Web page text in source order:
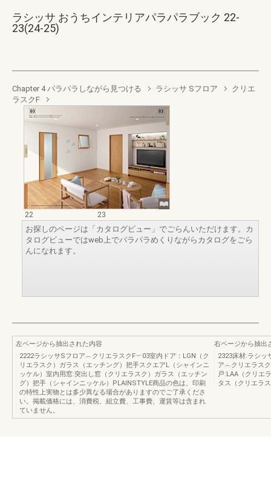
ラシッサ おうちインテリアパラパラブック 22-
23(24-25)
Chapter 4 パラパラしながら見つける ラシッサ Sフロア
クリエ
ラスクF
22
23
お探しのページは「カタログビュー」でごらんいただけます。カ
タログビューではweb上でパラパラめくりながらカタログをごら
んになれます。
左ページから抽出された内容
2222ラシッサSフロア︵クリエラスクF︶03室内ドア：LGN（ク
リエラスク）ガラス（エッチング）把手スクエアL（シャインニ
ッケル）室内用窓:突出し窓（クリエラスク）ガラス（エッチン
グ）把手（シャインニッケル）PLAINSTYLE商品の色は、印刷
の特性上実物とは多少異なる場合がありますのでご了承くださ
い。掲載価格には、消費税、組立費、工事費、運賃等は含まれ
ていません。
右ページから抽出
2323床材:ラシッ
ア︵クリエラス
戸:LAA（クリエ
タス（クリエラ